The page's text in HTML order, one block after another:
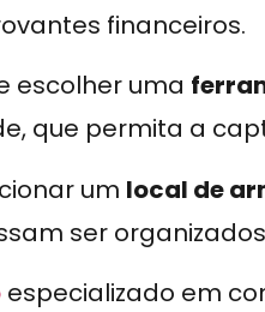
financeiros.
escolher uma
que permita a
um local de
ser
especializado em